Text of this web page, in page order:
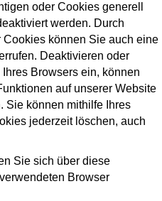
oder Cookies generell
werden. Durch
können Sie auch eine
Deaktivieren oder
Browsers ein, können
auf unserer Website
Sie können mithilfe Ihres
jederzeit löschen, auch
Sie sich über diese
Browser